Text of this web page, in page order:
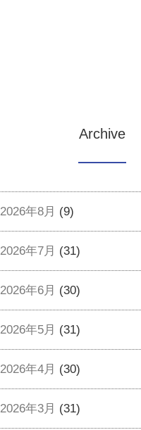
Archive
2026年8月 (9)
2026年7月 (31)
2026年6月 (30)
2026年5月 (31)
2026年4月 (30)
2026年3月 (31)